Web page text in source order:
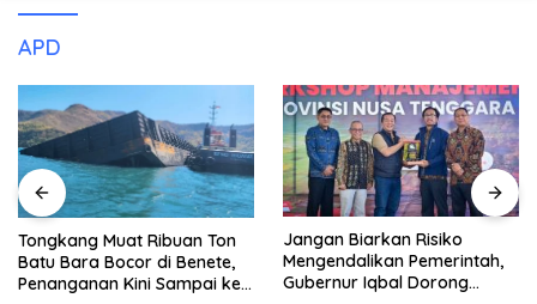
APD
Tongkang Muat Ribuan Ton
Batu Bara Bocor di Benete,
Penanganan Kini Sampai ke
Jangan Biarkan Risiko
Mengendalikan Pemerintah,
Gubernur Iqbal Dorong